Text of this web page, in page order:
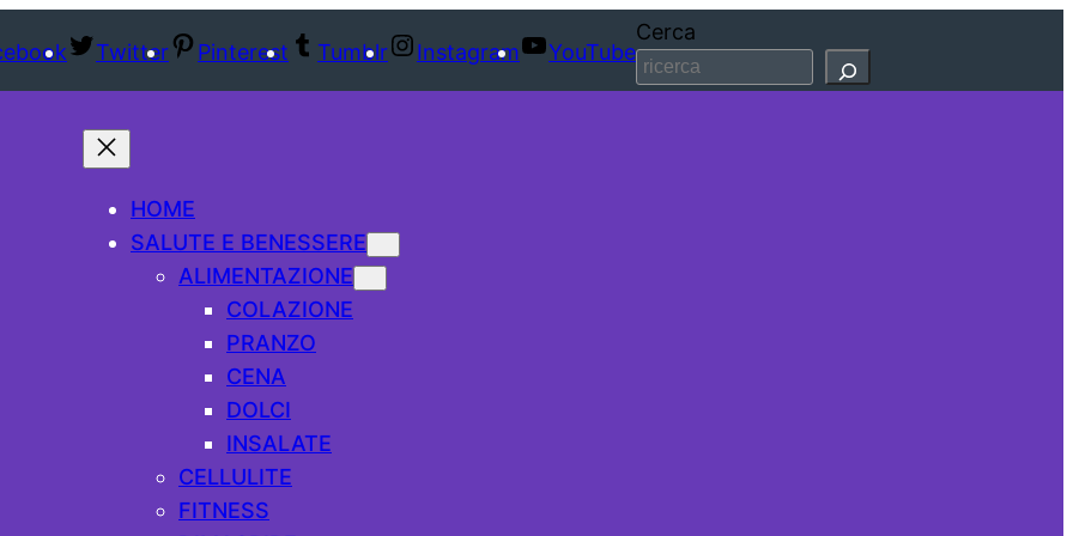
Twitter Pinterest Tumblr Instagram YouTube
Cerca
HOME
SALUTE E BENESSERE
ALIMENTAZIONE
COLAZIONE
PRANZO
CENA
DOLCI
INSALATE
CELLULITE
FITNESS